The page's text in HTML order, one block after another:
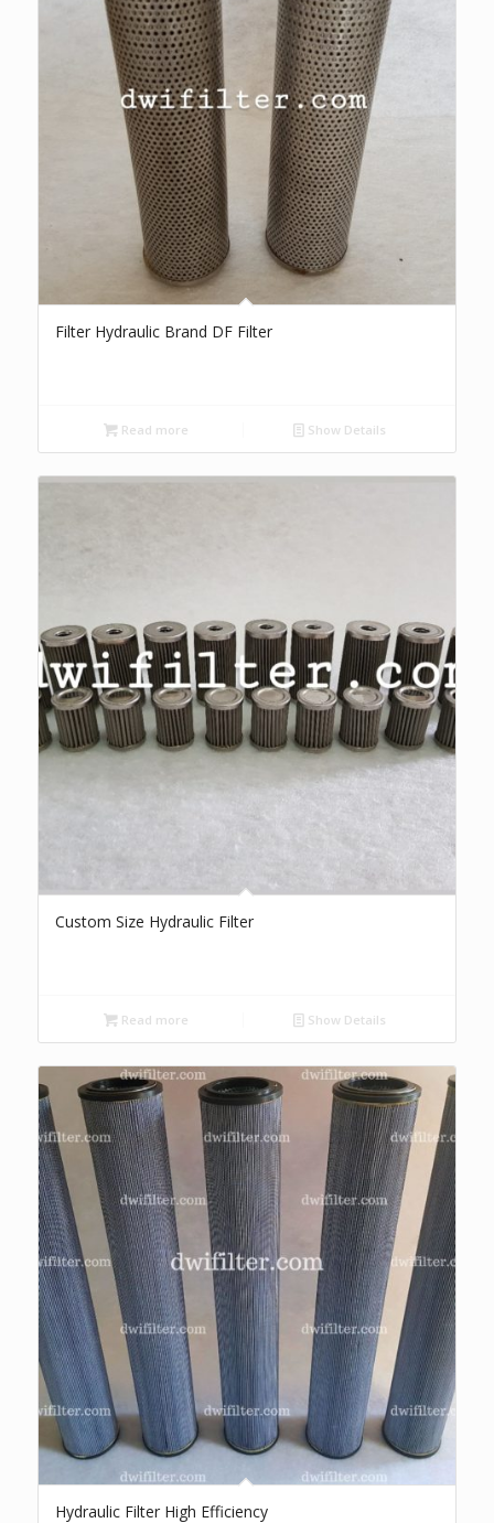
Filter Hydraulic Brand DF Filter
Read more Show Details
Custom Size Hydraulic Filter
Read more Show Details
Hydraulic Filter High Efficiency